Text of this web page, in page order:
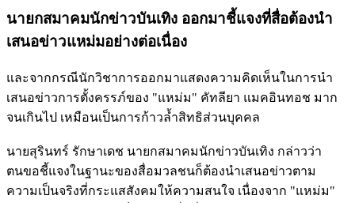
นายกสมาคมนักข่าวบันเทิง ออกมาชี้แจงที่สื่อต้องนำ
เสนอข่าวแหม่มอย่างต่อเนื่อง
และจากกรณีนักวิชาการออกมาแสดงความคิดเห็นในการนำ
เสนอข่าวการตั้งครรภ์ของ "แหม่ม" คัทลียา แมคอินทอช มาก
จนเกินไป เหมือนเป็นการก้าวล้ำสิทธิส่วนบุคคล
นายสุรินทร์ รักษาเดช นายกสมาคมนักข่าวบันเทิง กล่าวว่า
ตนขอชี้แจงในฐานะของสื่อมวลชนก็ต้องนำเสนอข่าวตาม
ความเป็นจริงที่กระแสสังคมให้ความสนใจ เนื่องจาก "แหม่ม"